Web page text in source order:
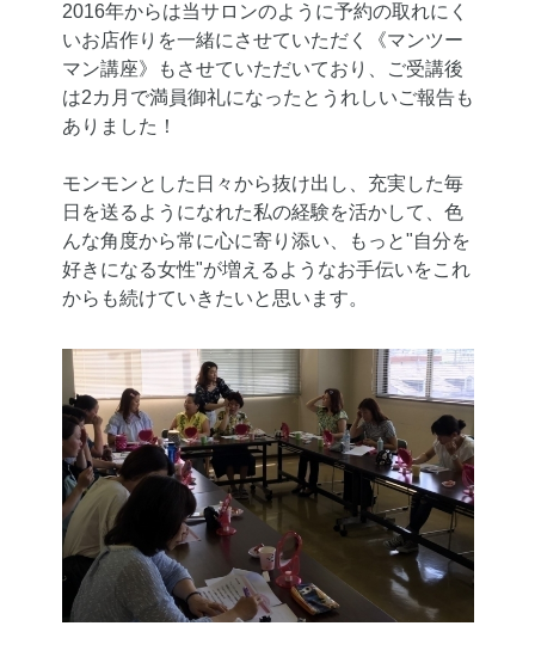
2016年からは当サロンのように予約の取れにく
いお店作りを一緒にさせていただく《マンツー
マン講座》もさせていただいており、ご受講後
は2カ月で満員御礼になったとうれしいご報告も
ありました！
モンモンとした日々から抜け出し、充実した毎
日を送るようになれた私の経験を活かして、色
んな角度から常に心に寄り添い、もっと"自分を
好きになる女性"が増えるようなお手伝いをこれ
からも続けていきたいと思います。